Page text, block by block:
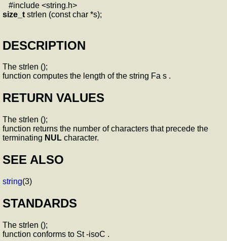
#include <string.h>
size_t strlen (const char *s);
DESCRIPTION
The strlen ();
function computes the length of the string Fa s .
RETURN VALUES
The strlen ();
function returns the number of characters that precede the
terminating NUL character.
SEE ALSO
string(3)
STANDARDS
The strlen ();
function conforms to St -isoC .